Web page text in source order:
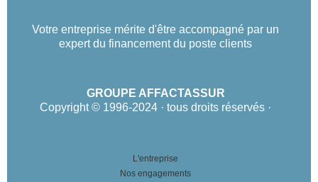
Votre entreprise mérite d'être accompagné par un
expert du financement du poste clients
GROUPE AFFACTASSUR
Copyright © 1996-2024 · tous droits réservés ·
L'entreprise
Nos engagements